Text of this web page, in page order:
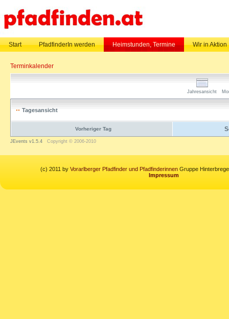
Start PfadfinderIn werden Heimstunden, Termine Wir in Aktion
Terminkalender
Jahresansicht
Tagesansicht
Vorheriger Tag
JEvents v1.5.4 Copyright © 2006-2010
(c) 2011 by Vorarlberger Pfadfinder und PfadfinderinnenGruppe
Impressum